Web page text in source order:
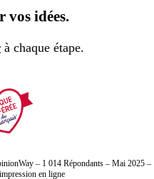
vos idées.
à chaque étape.
– 1 014 Répondants – Mai 2025 –
en ligne